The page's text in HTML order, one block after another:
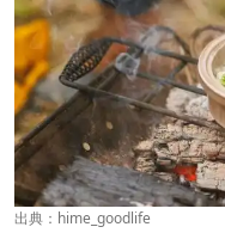
出典： hime_goodlife